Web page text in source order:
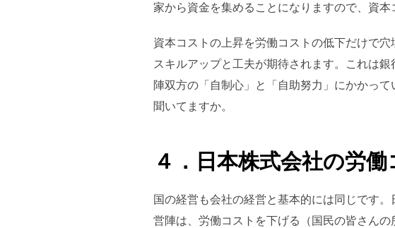
家から資金を集めることになりますので、資本
資本コストの上昇を労働コストの低下だけで
スキルアップと工夫が期待されます。これは
陣双方の「自制心」と「自助努力」にかかっ
聞いてますか。
４．日本株式会社の労
国の経営も会社の経営と基本的には同じです
営陣は、労働コストを下げる（国民の皆さん